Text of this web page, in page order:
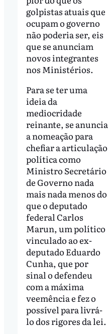
golpistas atuais que
ocupam o governo
não poderia ser, eis
que se anunciam
novos integrantes
nos Ministérios.
Para se ter uma
ideia da
mediocridade
reinante, se anuncia
a nomeação para
chefiar a articulação
política como
Ministro Secretário
de Governo nada
mais nada menos do
que o deputado
federal Carlos
Marun, um político
vinculado ao ex-
deputado Eduardo
Cunha, que por
sinal o defendeu
com a máxima
veemência e fez o
possível para livrá-
lo dos rigores da lei.